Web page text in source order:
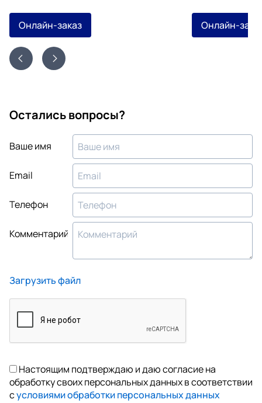
Онлайн-заказ Онлайн-
Остались вопросы?
Ваше имя
Email
Телефон
Комментарий
Загрузить файл
Настоящим подтверждаю и даю согласие на
обработку своих персональных данных в соответствии
сусловиями обработки персональных данных